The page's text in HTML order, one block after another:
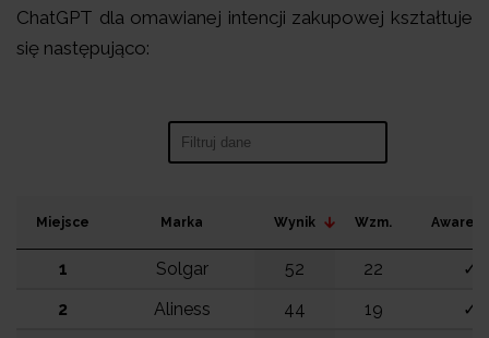
ChatGPT dla omawianej intencji zakupowej kształtuje
się następująco:
Miejsce Marka Wynik Wzm.
1 Solgar 52 22
✓
2
Aliness 44 19 ✓